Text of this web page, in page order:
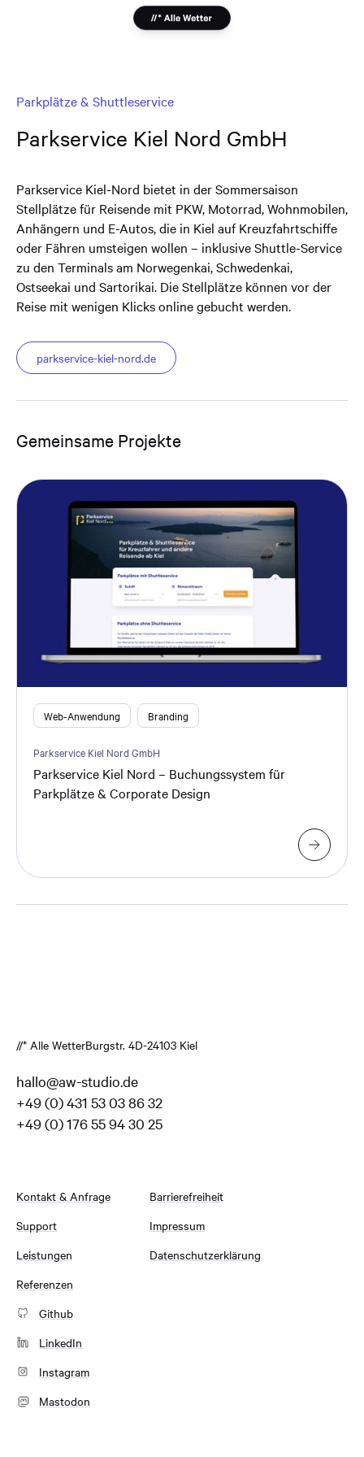
Parkplätze & Shuttleservice
Parkservice Kiel Nord GmbH
Parkservice Kiel-Nord bietet in der Sommersaison
Stellplätze für Reisende mit PKW, Motorrad, Wohnmobilen,
Anhängern und E-Autos, die in Kiel auf Kreuzfahrtschiffe
oder Fähren umsteigen wollen – inklusive Shuttle-Service
zu den Terminals am Norwegenkai, Schwedenkai,
Ostseekai und Sartorikai. Die Stellplätze können vor der
Reise mit wenigen Klicks online gebucht werden.
parkservice-kiel-nord.de
Gemeinsame Projekte
Web-Anwendung Branding
Parkservice Kiel Nord GmbH
Parkservice Kiel Nord – Buchungssystem für
Parkplätze & Corporate Design
//* Alle WetterBurgstr. 4D-24103 Kiel
hallo@aw-studio.de
+49 (0) 431 53 03 86 32
+49 (0) 176 55 94 30 25
Kontakt & Anfrage
Support
Leistungen
Referenzen
Barrierefreiheit
Impressum
Datenschutzerklärung
Github
LinkedIn
Instagram
Mastodon